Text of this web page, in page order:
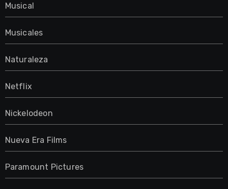
Musical
Musicales
Naturaleza
Netflix
Nickelodeon
Nueva Era Films
Paramount Pictures